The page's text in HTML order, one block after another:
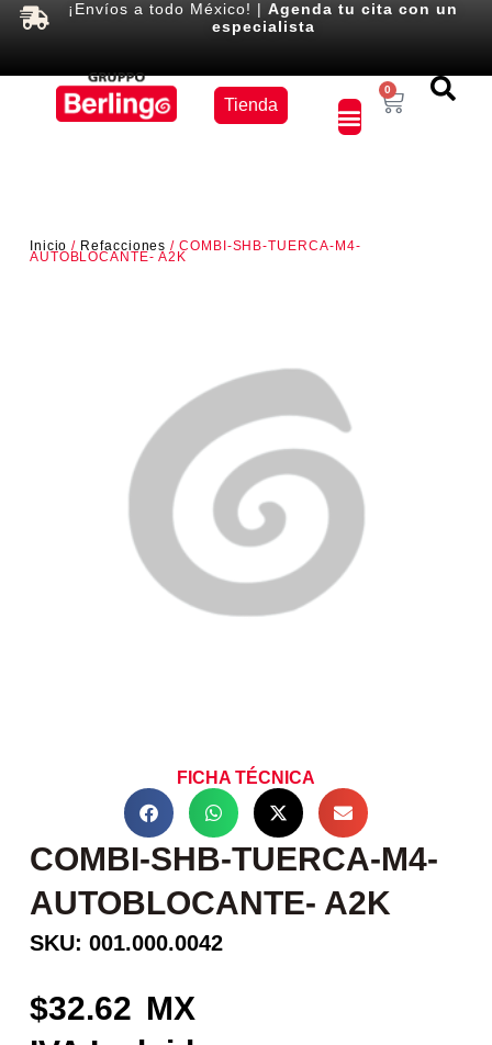
¡Envíos a todo México! |Agenda tu cita con un
especialista
Tienda
0
Inicio / Refacciones / COMBI-SHB-TUERCA-M4-
AUTOBLOCANTE- A2K
FICHA TÉCNICA
COMBI-SHB-TUERCA-M4-
AUTOBLOCANTE- A2K
SKU: 001.000.0042
32.62